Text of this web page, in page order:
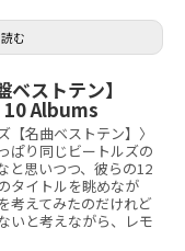
む
ストテン】
Albums
【名曲ベストテン】〉
ぱり同じビートルズの
と思いつつ、彼らの12
タイトルを眺めなが
考えてみたのだけれど
いと考えながら、レモ